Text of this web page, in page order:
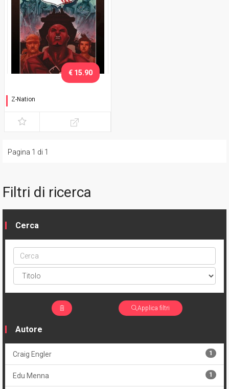
Z-Nation
€ 15.90
Pagina 1 di 1
Filtri di ricerca
Cerca
Cerca
ptype
Applica filtri
Autore
Craig Engler 1
Edu Menna 1